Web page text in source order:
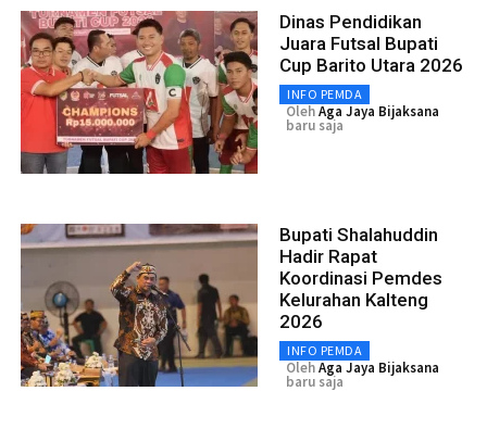
Dinas Pendidikan
Juara Futsal Bupati
Cup Barito Utara 2026
INFO PEMDA
OlehAga Jaya Bijaksana
baru saja
Bupati Shalahuddin
Hadir Rapat
Koordinasi Pemdes
Kelurahan Kalteng
2026
INFO PEMDA
OlehAga Jaya Bijaksana
baru saja